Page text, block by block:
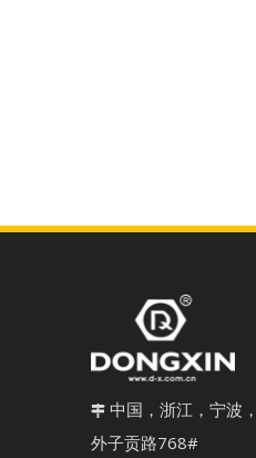
 中国，浙江，宁波
外子贡路768#